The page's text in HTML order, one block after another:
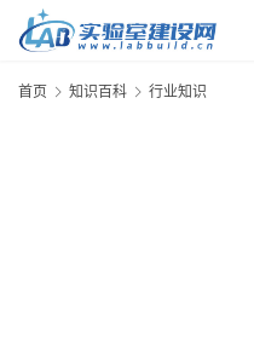
首页 知识百科 行业知识